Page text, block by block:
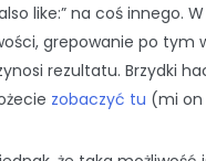
like:” na coś innego.
grepowanie po tym
rezultatu. Brzydki
zobaczyć tu (mi on